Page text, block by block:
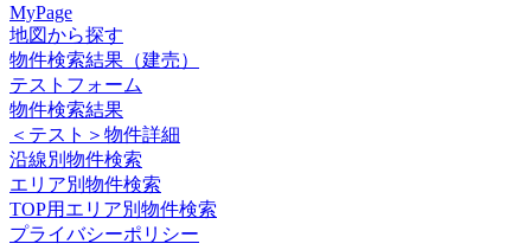
MyPage
地図から探す
物件検索結果（建売）
テストフォーム
物件検索結果
＜テスト＞物件詳細
沿線別物件検索
エリア別物件検索
TOP用エリア別物件検索
プライバシーポリシー